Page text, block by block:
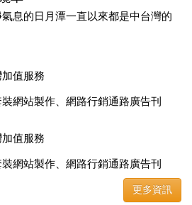
息的日月潭一直以來都是中台灣的
值服務
網站製作、網路行銷通路廣告刊
行社銷售，全面優惠中....
值服務
網站製作、網路行銷通路廣告刊
旅行社銷售，全面優惠中....
更多資訊